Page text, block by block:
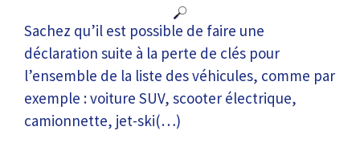
Sachez qu’il est possible de faire une
déclaration suite à la perte de clés pour
l’ensemble de la liste des véhicules, comme par
exemple : voiture SUV, scooter électrique,
camionnette, jet-ski(…)